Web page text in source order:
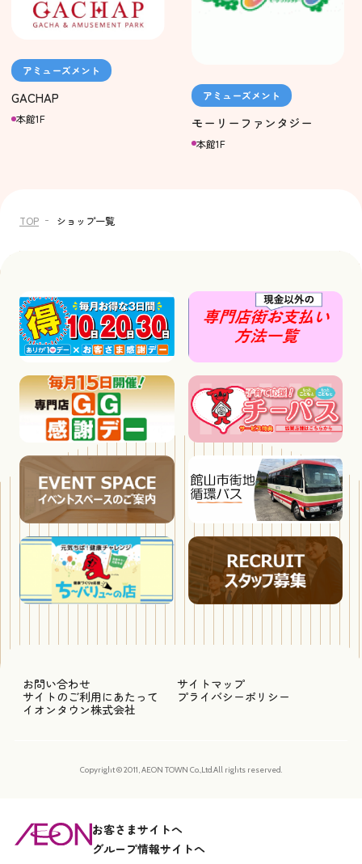
アミューズメント
GACHAP
本館1F
アミューズメント
モーリーファンタジー
本館1F
TOP ショップ一覧
お問い合わせ
サイトマップ
サイトのご利用にあたって
プライバシーポリシー
イオンタウン株式会社
Copyright © 2011, AEON TOWN Co.,Ltd.All rights reserved.
お客さまサイトへ
グループ情報サイトへ